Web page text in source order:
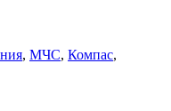
, МЧС, Компас,